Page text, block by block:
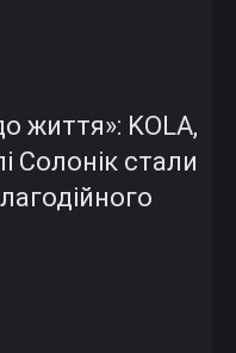
життя»: KOLA,
Солонік стали